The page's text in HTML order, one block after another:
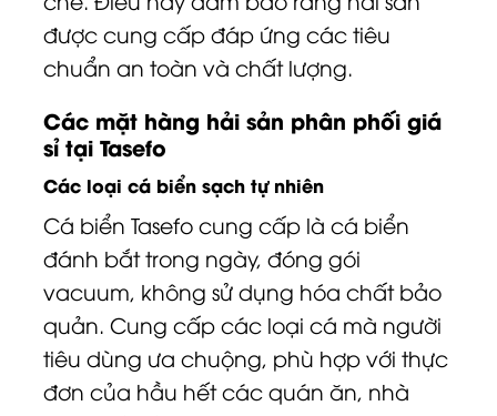
được cung cấp đáp ứng các tiêu
chuẩn an toàn và chất lượng.
Các mặt hàng hải sản phân phối giá
sỉ tại Tasefo
Các loại cá biển sạch tự nhiên
Cá biển Tasefo cung cấp là cá biển
đánh bắt trong ngày, đóng gói
vacuum, không sử dụng hóa chất bảo
quản. Cung cấp các loại cá mà người
tiêu dùng ưa chuộng, phù hợp với thực
đơn của hầu hết các quán ăn, nhà